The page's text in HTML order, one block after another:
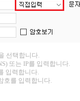
선택합니다.
또는 IP를 입력합니다.
입력합니다.
호를 입력합니다.